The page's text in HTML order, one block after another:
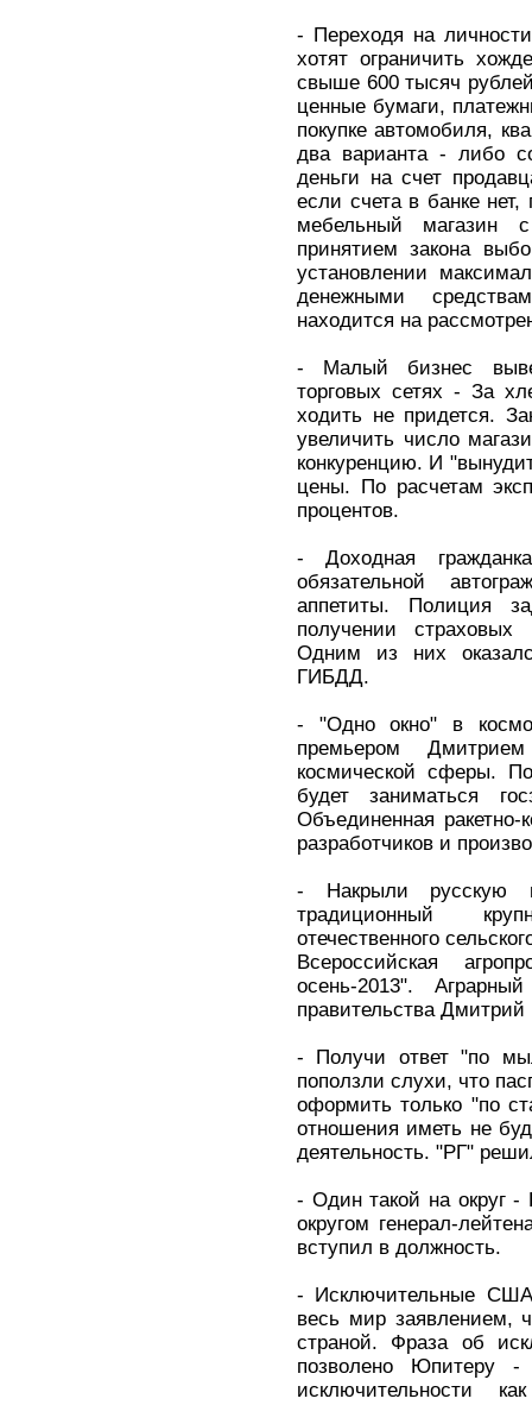
- Переходя на
хотят ограничить
свыше 600 тысяч
ценные бумаги,
покупке автомобиля,
два варианта - либо
деньги на счет
если счета в банке
мебельный магазин
принятием закона
установлении
денежными
находится на
- Малый бизнес
торговых сетях - За
ходить не придется.
увеличить число
конкуренцию. И
цены. По расчетам
процентов.
- Доходная
обязательной
аппетиты. Полиция
получении
Одним из них
ГИБДД.
- "Одно окно" в
премьером
космической сферы.
будет заниматься
Объединенная ракетно-
разработчиков и
- Накрыли русскую
традиционный
отечественного
Всероссийская
осень-2013".
правительства
- Получи ответ "по
поползли слухи, что
оформить только "по
отношения иметь не
деятельность. "РГ"
- Один такой на округ
округом генерал-
вступил в должность.
- Исключительные
весь мир заявлением,
страной. Фраза об
позволено Юпитеру
исключительности